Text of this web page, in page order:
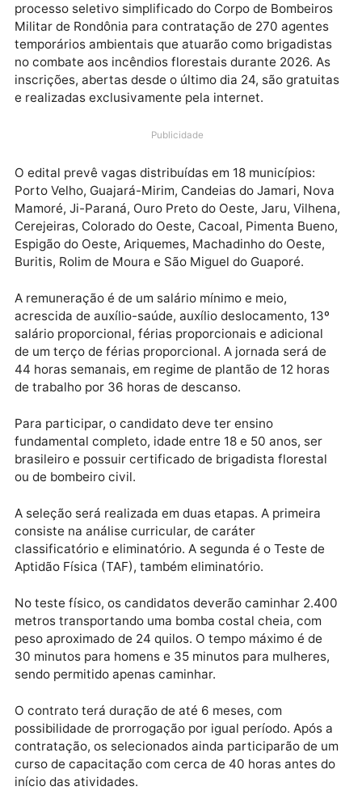
Terminam nesta terça-feira (30) as inscrições do
processo seletivo simplificado do Corpo de
Militar de Rondônia para contratação de 270
no combate aos incêndios florestais durante 2026.
e realizadas exclusivamente pela internet.
Publicidade
O edital prevê vagas distribuídas em 18 municípios:
Mamoré, Ji-Paraná, Ouro Preto do Oeste, Jaru,
Cerejeiras, Colorado do Oeste, Cacoal, Pimenta
Espigão do Oeste, Ariquemes, Machadinho do Oeste,
Buritis, Rolim de Moura e São Miguel do Guaporé.
acrescida de auxílio-saúde, auxílio deslocamento,
salário proporcional, férias proporcionais e adicional
de um terço de férias proporcional. A jornada será de
44 horas semanais, em regime de plantão de 12
Para participar, o candidato deve ter ensino
fundamental completo, idade entre 18 e 50 anos, ser
ou de bombeiro civil.
A seleção será realizada em duas etapas. A primeira
consiste na análise curricular, de caráter
classificatório e eliminatório. A segunda é o Teste de
Aptidão Física (TAF), também eliminatório.
No teste físico, os candidatos deverão caminhar
metros transportando uma bomba costal cheia, com
peso aproximado de 24 quilos. O tempo máximo é de